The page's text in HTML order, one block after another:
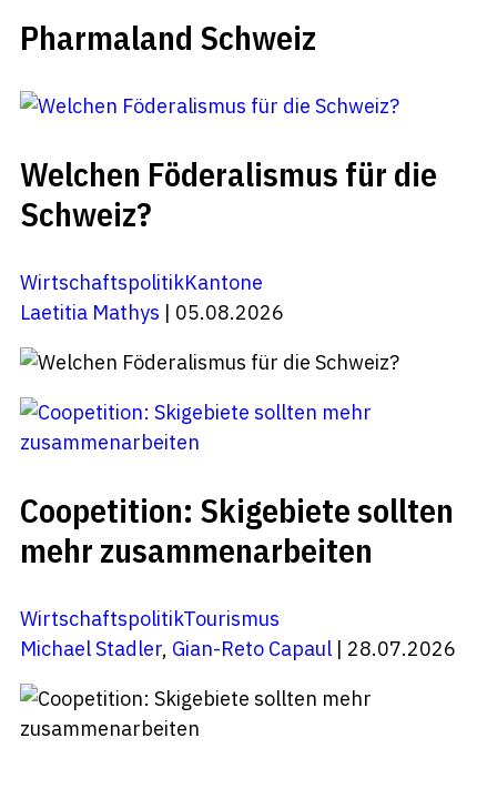
Pharmaland Schweiz
Welchen Föderalismus für die
Schweiz?
WirtschaftspolitikKantone
Laetitia Mathys | 05.08.2026
Coopetition: Skigebiete sollten
mehr zusammenarbeiten
WirtschaftspolitikTourismus
Michael Stadler, Gian-Reto Capaul | 28.07.2026